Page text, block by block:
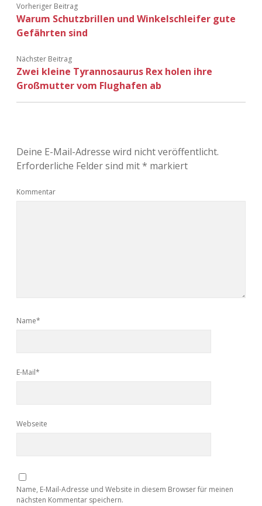
Vorheriger Beitrag
Warum Schutzbrillen und Winkelschleifer gute
Gefährten sind
Nächster Beitrag
Zwei kleine Tyrannosaurus Rex holen ihre
Großmutter vom Flughafen ab
Deine E-Mail-Adresse wird nicht veröffentlicht.
Erforderliche Felder sind mit* markiert
Kommentar
Name*
E-Mail*
Webseite
Name, E-Mail-Adresse und Website in diesem Browser für meinen
nächsten Kommentar speichern.